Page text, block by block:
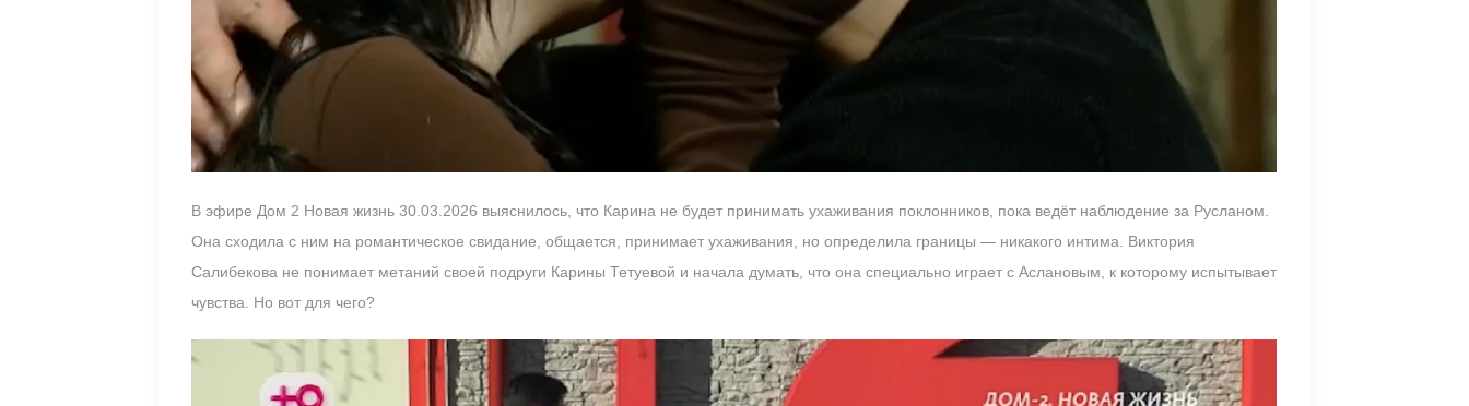
В эфире Дом 2 Новая жизнь 30.03.2026 выяснилось, что Карина не будет принимать ухаживания поклонников, пока ведёт наблюдение за Русланом.
Она сходила с ним на романтическое свидание, общается, принимает ухаживания, но определила границы — никакого интима. Виктория
Салибекова не понимает метаний своей подруги Карины Тетуевой и начала думать, что она специально играет с Аслановым, к которому испытывает
чувства. Но вот для чего?